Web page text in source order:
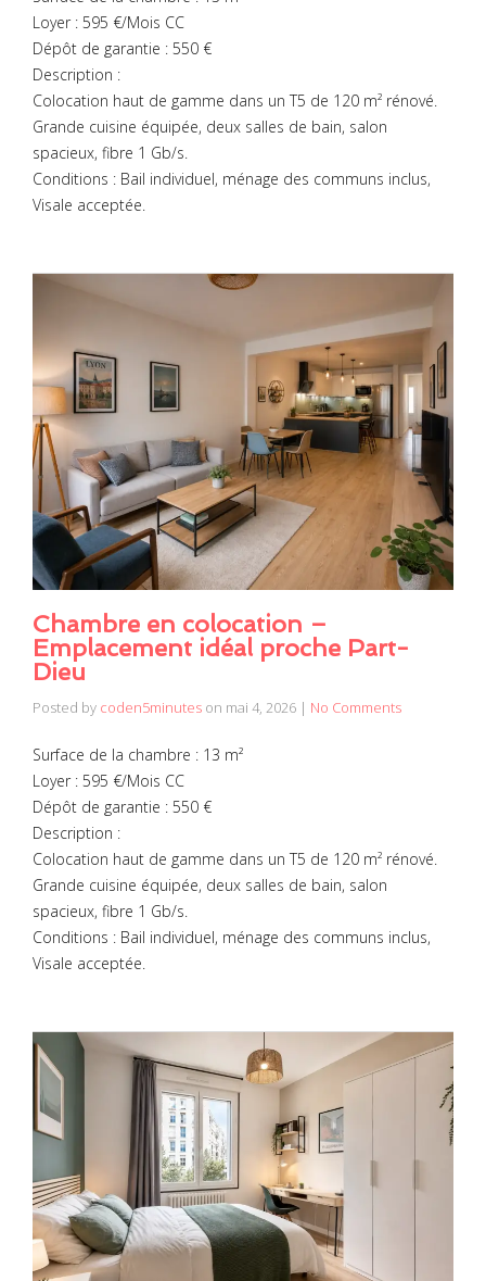
Loyer : 595 €/Mois CC
Dépôt de garantie : 550 €
Description :
Colocation haut de gamme dans un T5 de 120 m² rénové.
Grande cuisine équipée, deux salles de bain, salon
spacieux, fibre 1 Gb/s.
Conditions : Bail individuel, ménage des communs inclus,
Visale acceptée.
Chambre en colocation –
Emplacement idéal proche Part-
Dieu
Posted by coden5minutes on mai 4, 2026 | No Comments
Surface de la chambre : 13 m²
Loyer : 595 €/Mois CC
Dépôt de garantie : 550 €
Description :
Colocation haut de gamme dans un T5 de 120 m² rénové.
Grande cuisine équipée, deux salles de bain, salon
spacieux, fibre 1 Gb/s.
Conditions : Bail individuel, ménage des communs inclus,
Visale acceptée.